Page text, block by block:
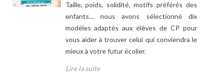
Taille, poids, solidité, motifs préférés des
enfants… nous avons sélectionné dix
modèles adaptés aux élèves de CP pour
vous aider à trouver celui qui conviendra le
mieux à votre futur écolier.
Lire la suite